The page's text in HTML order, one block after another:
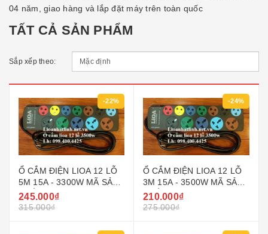
04 năm, giao hàng và lắp đặt máy trên toàn quốc
TẤT CẢ SẢN PHẨM
Sắp xếp theo:
-22%
Ổ CẮM ĐIỆN LIOA 12 LỖ
5M 15A - 3300W MÃ SẢN
PHẨM 5D7SN15A5.2
245.000₫
315.000₫
-24%
Ổ CẮM ĐIỆN LIOA 12 LỖ
3M 15A - 3500W MÃ SẢN
PHẨM 5D7SN15A3.2
210.000₫
275.000₫